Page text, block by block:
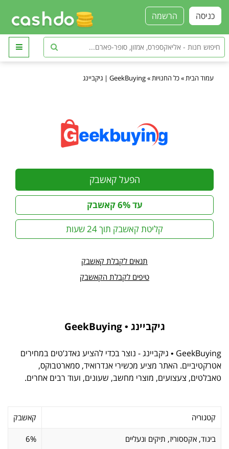
הרשמה כניסה
עמוד הבית »כל החנויות »GeekBuying | גיקביינג
הפעל קאשבק
עד 6% קאשבק
קליטת קאשבק תוך 24 שעות
תנאים לקבלת קאשבק
טיפים לקבלת הקאשבק
גיקביינג • GeekBuying
GeekBuying • גיקביינג - נוצר בכדי להציע גאדג’טים במחירים
אטרקטיביים. האתר מציע מכשירי אנדרואיד, סמארטבוקס,
טאבלטים, צעצועים, מוצרי מחשב, שעונים, ועוד רבים אחרים.
קטגוריה קאשבק
ביגוד, אקססוריז, תיקים ונעליים 6%